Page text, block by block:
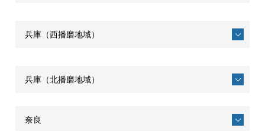
兵庫（西播磨地域）
兵庫（北播磨地域）
奈良